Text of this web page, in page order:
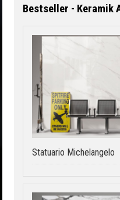
Bestseller - Keramik
Statuario Michelangelo